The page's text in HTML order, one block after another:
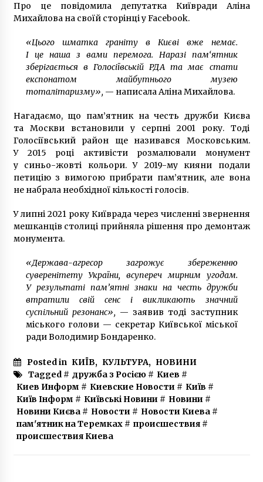
Про це повідомила депутатка Київради Аліна
Михайлова на своїй сторінці у Facebook.
«Цього шматка граніту в Києві вже немає.
І це наша з вами перемога. Наразі пам‘ятник
зберігається в Голосіївській РДА та має стати
експонатом майбутнього музею
тоталітаризму», — написала Аліна Михайлова.
Нагадаємо, що пам’ятник на честь дружби Києва
та Москви встановили у серпні 2001 року. Тоді
Голосіївський район ще називався Московським.
У 2015 році активісти розмалювали монумент
у синьо-жовті кольори. У 2019-му кияни подали
петицію з вимогою прибрати пам’ятник, але вона
не набрала необхідної кількості голосів.
У липні 2021 року Київрада через численні звернення
мешканців столиці прийняла рішення про демонтаж
монумента.
«Держава-агресор загрожує збереженню
суверенітету України, всупереч мирним угодам.
У результаті пам’ятні знаки на честь дружби
втратили свій сенс і викликають значний
суспільний резонанс», — заявив тоді заступник
міського голови — секретар Київської міської
ради Володимир Бондаренко.
Posted in КИЇВ, КУЛЬТУРА, НОВИНИ
Tagged # дружба з Росією# Киев #
Киев Информ # Киевские Новости # Київ #
Київ Інформ # Київські Новини # Новини #
Новини Києва# Новости # Новости Киева#
пам'ятник на Теремках# происшествия#
происшествия Киева